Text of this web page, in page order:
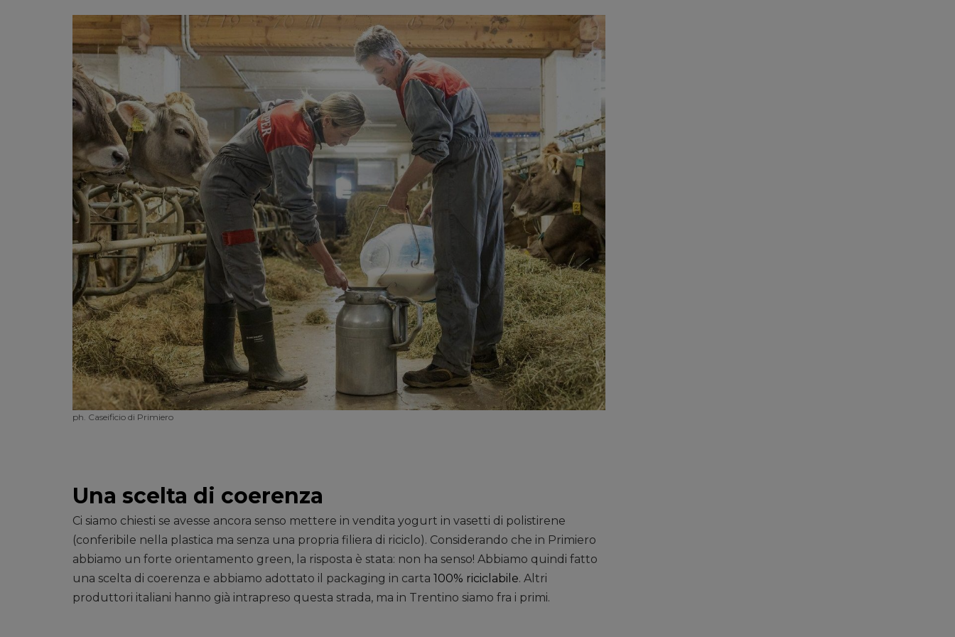
ph. Caseificio di Primiero
Una scelta di coerenza
Ci siamo chiesti se avesse ancora senso mettere in vendita yogurt in vasetti di polistirene
(conferibile nella plastica ma senza una propria filiera di riciclo). Considerando che in Primiero
abbiamo un forte orientamento green, la risposta è stata: non ha senso! Abbiamo quindi fatto
una scelta di coerenza e abbiamo adottato il packaging in carta 100% riciclabile. Altri
produttori italiani hanno già intrapreso questa strada, ma in Trentino siamo fra i primi.